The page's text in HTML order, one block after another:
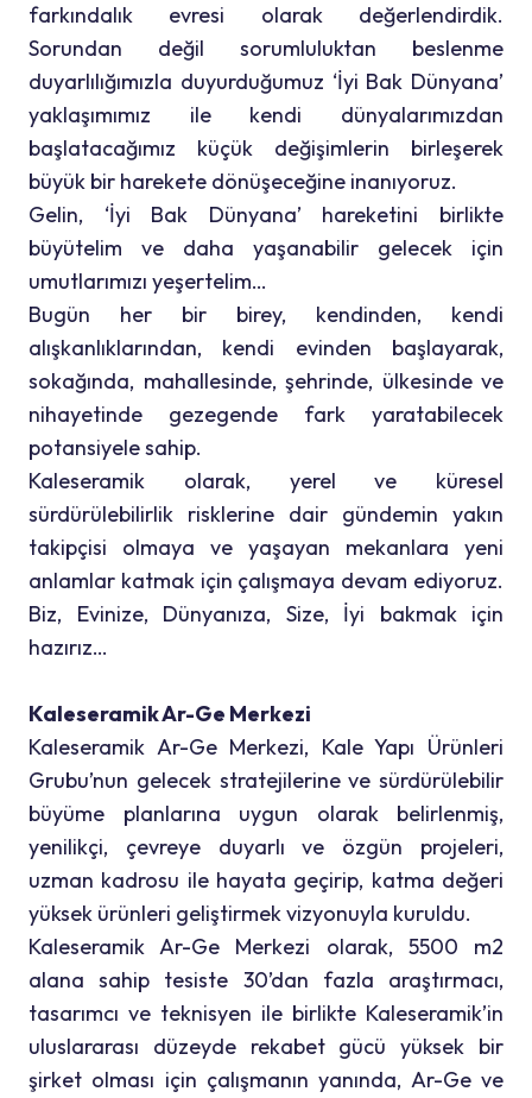
farkındalık evresi olarak değerlendirdik.
Sorundan değil sorumluluktan beslenme
duyarlılığımızla duyurduğumuz ‘İyi Bak Dünyana’
yaklaşımımız ile kendi dünyalarımızdan
başlatacağımız küçük değişimlerin birleşerek
büyük bir harekete dönüşeceğine inanıyoruz.
Gelin, ‘İyi Bak Dünyana’ hareketini birlikte
büyütelim ve daha yaşanabilir gelecek için
umutlarımızı yeşertelim…
Bugün her bir birey, kendinden, kendi
alışkanlıklarından, kendi evinden başlayarak,
sokağında, mahallesinde, şehrinde, ülkesinde ve
nihayetinde gezegende fark yaratabilecek
potansiyele sahip.
Kaleseramik olarak, yerel ve küresel
sürdürülebilirlik risklerine dair gündemin yakın
takipçisi olmaya ve yaşayan mekanlara yeni
anlamlar katmak için çalışmaya devam ediyoruz.
Biz, Evinize, Dünyanıza, Size, İyi bakmak için
hazırız…
Kaleseramik Ar-Ge Merkezi
Kaleseramik Ar-Ge Merkezi, Kale Yapı Ürünleri
Grubu’nun gelecek stratejilerine ve sürdürülebilir
büyüme planlarına uygun olarak belirlenmiş,
yenilikçi, çevreye duyarlı ve özgün projeleri,
uzman kadrosu ile hayata geçirip, katma değeri
yüksek ürünleri geliştirmek vizyonuyla kuruldu.
Kaleseramik Ar-Ge Merkezi olarak, 5500 m2
alana sahip tesiste 30’dan fazla araştırmacı,
tasarımcı ve teknisyen ile birlikte Kaleseramik’in
uluslararası düzeyde rekabet gücü yüksek bir
şirket olması için çalışmanın yanında, Ar-Ge ve